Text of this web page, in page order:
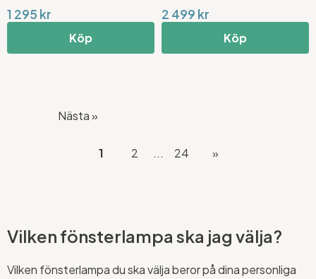
1 295 kr
Köp
2 499 kr
Köp
Nästa »
1 2 ... 24 »
Vilken fönsterlampa ska jag välja?
Vilken fönsterlampa du ska välja beror på dina personliga